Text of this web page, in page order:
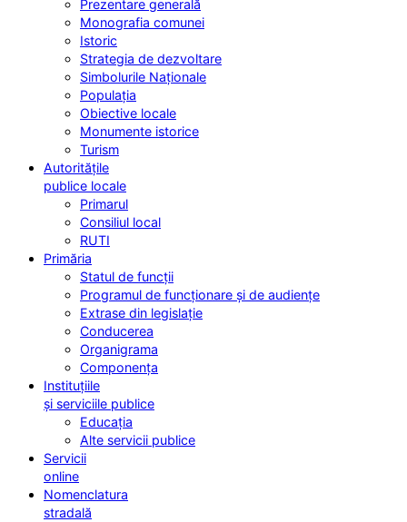
Prezentare generală
Monografia comunei
Istoric
Strategia de dezvoltare
Simbolurile Naționale
Populația
Obiective locale
Monumente istorice
Turism
Autoritățile
publice locale
Primarul
Consiliul local
RUTI
Primăria
Statul de funcții
Programul de funcționare și de audiențe
Extrase din legislație
Conducerea
Organigrama
Componența
Instituțiile
și serviciile publice
Educația
Alte servicii publice
Servicii
online
Nomenclatura
stradală